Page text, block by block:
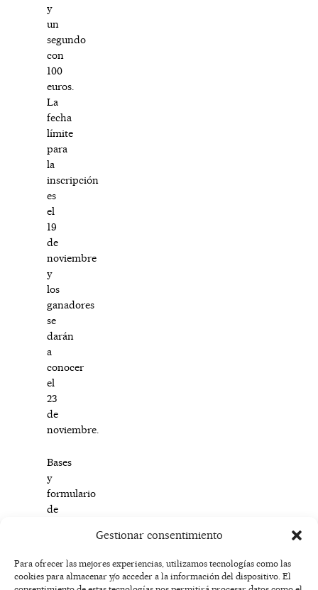
Gestionar consentimiento
Para ofrecer las mejores experiencias, utilizamos tecnologías como las
cookies para almacenar y/o acceder a la información del dispositivo. El
y
un
segundo
con
100
euros.
La
fecha
límite
para
la
inscripción
es
el
19
de
noviembre
y
los
ganadores
se
darán
a
conocer
el
23
de
noviembre.
Bases
y
formulario
de
https://cutt.ly/LR2UIMP
F
I
X
Y
T